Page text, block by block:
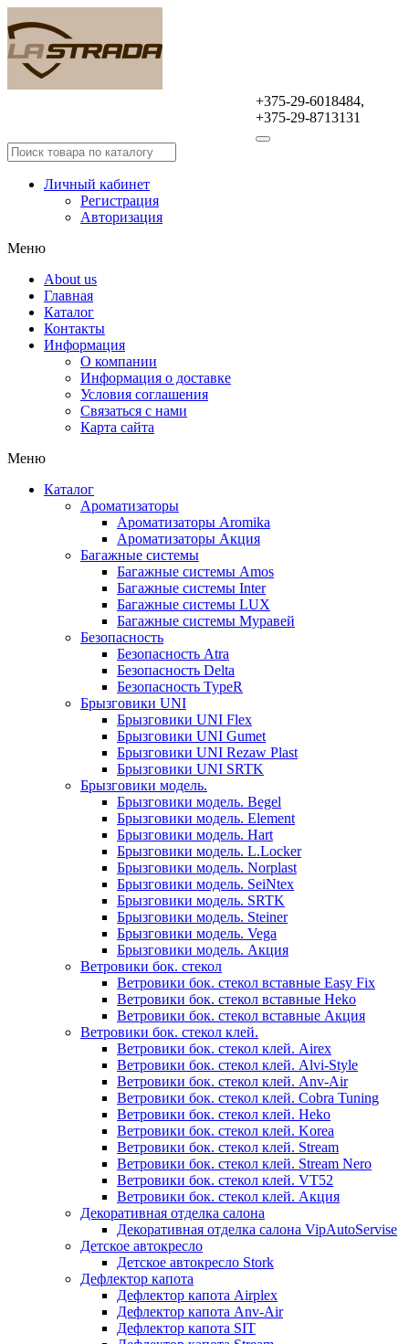
+375-29-6018484,
+375-29-8713131
Личный кабинет
Регистрация
Авторизация
Меню
About us
Главная
Каталог
Контакты
Информация
О компании
Информация о доставке
Условия соглашения
Связаться с нами
Карта сайта
Меню
Каталог
Ароматизаторы
Ароматизаторы Aromika
Ароматизаторы Акция
Багажные системы
Багажные системы Amos
Багажные системы Inter
Багажные системы LUX
Багажные системы Муравей
Безопасность
Безопасность Atra
Безопасность Delta
Безопасность TypeR
Брызговики UNI
Брызговики UNI Flex
Брызговики UNI Gumet
Брызговики UNI Rezaw Plast
Брызговики UNI SRTK
Брызговики модель.
Брызговики модель. Begel
Брызговики модель. Element
Брызговики модель. Hart
Брызговики модель. L.Locker
Брызговики модель. Norplast
Брызговики модель. SeiNtex
Брызговики модель. SRTK
Брызговики модель. Steiner
Брызговики модель. Vega
Брызговики модель. Акция
Ветровики бок. стекол
Ветровики бок. стекол вставные Easy Fix
Ветровики бок. стекол вставные Heko
Ветровики бок. стекол вставные Акция
Ветровики бок. стекол клей.
Ветровики бок. стекол клей. Airex
Ветровики бок. стекол клей. Alvi-Style
Ветровики бок. стекол клей. Anv-Air
Ветровики бок. стекол клей. Cobra Tuning
Ветровики бок. стекол клей. Heko
Ветровики бок. стекол клей. Korea
Ветровики бок. стекол клей. Stream
Ветровики бок. стекол клей. Stream Nero
Ветровики бок. стекол клей. VT52
Ветровики бок. стекол клей. Акция
Декоративная отделка салона
Декоративная отделка салона VipAutoServise
Детское автокресло
Детское автокресло Stork
Дефлектор капота
Дефлектор капота Airplex
Дефлектор капота Anv-Air
Дефлектор капота SIT